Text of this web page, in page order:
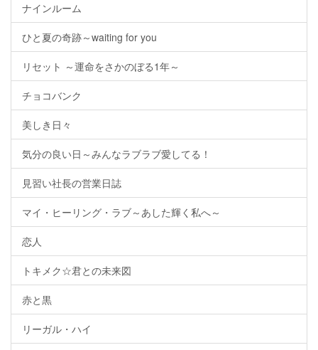
ナインルーム
ひと夏の奇跡～waiting for you
リセット ～運命をさかのぼる1年～
チョコバンク
美しき日々
気分の良い日～みんなラブラブ愛してる！
見習い社長の営業日誌
マイ・ヒーリング・ラブ～あした輝く私へ～
恋人
トキメク☆君との未来図
赤と黒
リーガル・ハイ